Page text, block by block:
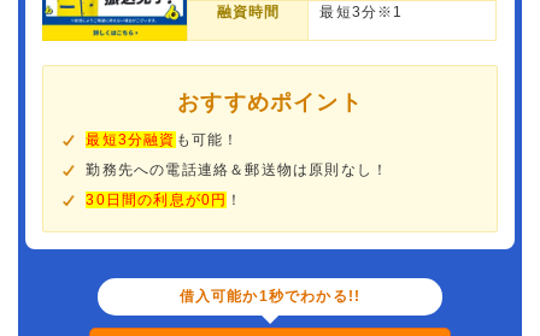
融資時間 最短3分※1
おすすめポイント
最短3分融資 も可能！
勤務先への電話連絡＆郵送物は原則なし！
30日間の利息が0円 ！
借入可能か1秒でわかる!!